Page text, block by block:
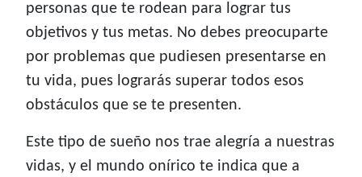
personas que te rodean para lograr tus
objetivos y tus metas. No debes preocuparte
por problemas que pudiesen presentarse en
tu vida, pues lograrás superar todos esos
obstáculos que se te presenten.
Este tipo de sueño nos trae alegría a nuestras
vidas, y el mundo onírico te indica que a